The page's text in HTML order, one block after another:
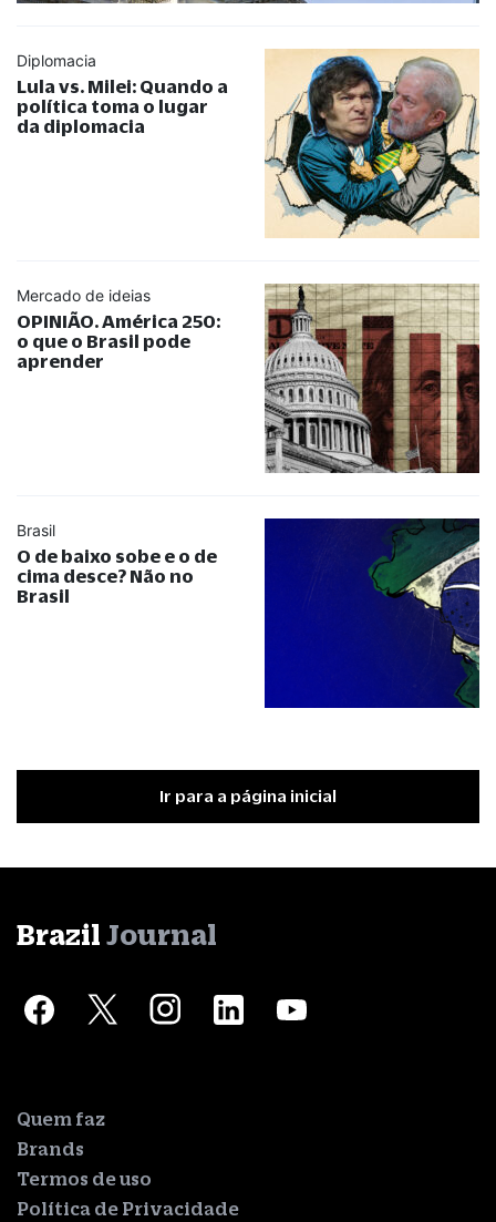
Diplomacia
Lula vs. Milei: Quando a
política toma o lugar
da diplomacia
Mercado de ideias
OPINIÃO. América 250:
o que o Brasil pode
aprender
Brasil
O de baixo sobe e o de
cima desce? Não no
Brasil
Ir para a página inicial
Brazil Journal
Quem faz
Brands
Termos de uso
Política de Privacidade